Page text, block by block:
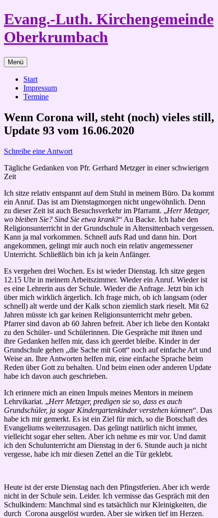
Zum
Inhalt
springen
Evang.-Luth. Kirchengemeinde
Oberkrumbach
Menü
Start
Impressum
Termine
Wenn Corona will, steht (noch) vieles still,
Update 93 vom 16.06.2020
Schreibe eine Antwort
Tägliche Gedanken von Pfr. Gerhard Metzger in einer schwierigen
Zeit
Ich sitze relativ entspannt auf dem Stuhl in meinem Büro. Da kommt
ein Anruf. Das ist am Dienstagmorgen nicht ungewöhnlich. Denn
zu dieser Zeit ist auch Besuchsverkehr im Pfarramt. „Herr Metzger,
wo bleiben Sie? Sind Sie etwa krank?“ Au Backe. Ich habe den
Religionsunterricht in der Grundschule in Altensittenbach vergessen.
Kann ja mal vorkommen. Schnell aufs Rad und dann hin. Dort
angekommen, gelingt mir auch noch ein relativ angemessener
Unterricht. Schließlich bin ich ja kein Anfänger.
Es vergehen drei Wochen. Es ist wieder Dienstag. Ich sitze gegen
12.15 Uhr in meinem Arbeitszimmer. Wieder ein Anruf. Wieder ist
es eine Lehrerin aus der Schule. Wieder die Anfrage. Jetzt bin ich
über mich wirklich ärgerlich. Ich frage mich, ob ich langsam (oder
schnell) alt werde und der Kalk schon ziemlich stark rieselt. Mit 62
Jahren müsste ich gar keinen Religionsunterricht mehr geben.
Pfarrer sind davon ab 60 Jahren befreit. Aber ich liebe den Kontakt
zu den Schüler- und Schülerinnen. Die Gespräche mit ihnen und
ihre Gedanken helfen mir, dass ich geerdet bleibe. Kinder in der
Grundschule gehen „die Sache mit Gott“ noch auf einfache Art und
Weise an. Ihre Antworten helfen mir, eine einfache Sprache beim
Reden über Gott zu behalten. Und beim einen oder anderen Update
habe ich davon auch geschrieben.
Ich erinnere mich an einen Impuls meines Mentors in meinem
Lehrvikariat. „Herr Metzger, predigen sie so, dass es auch
Grundschüler, ja sogar Kindergartenkinder verstehen können“. Das
habe ich mir gemerkt. Es ist ein Ziel für mich, so die Botschaft des
Evangeliums weiterzusagen. Das gelingt natürlich nicht immer,
vielleicht sogar eher selten. Aber ich nehme es mir vor. Und damit
ich den Schulunterricht am Dienstag in der 6. Stunde auch ja nicht
vergesse, habe ich mir diesen Zettel an die Tür geklebt.
Heute ist der erste Dienstag nach den Pfingstferien. Aber ich werde
nicht in der Schule sein. Leider. Ich vermisse das Gespräch mit den
Schulkindern: Manchmal sind es tatsächlich nur Kleinigkeiten, die
durch Corona ausgelöst wurden. Aber sie wirken tief im Herzen.